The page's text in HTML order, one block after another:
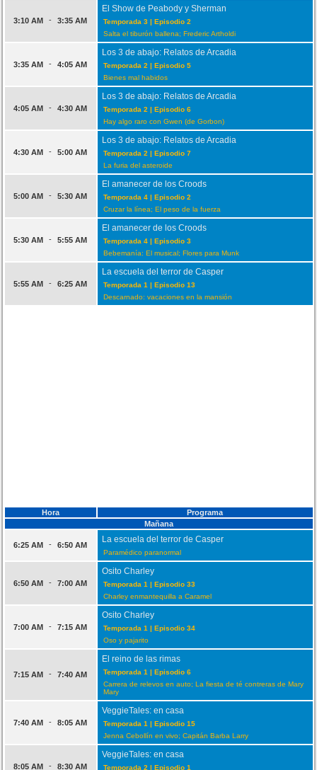
3:10 AM - 3:35 AM
El Show de Peabody y Sherman
Temporada 3 | Episodio 2
Salta el tiburón ballena; Frederic Artholdi
3:35 AM - 4:05 AM
Los 3 de abajo: Relatos de Arcadia
Temporada 2 | Episodio 5
Bienes mal habidos
4:05 AM - 4:30 AM
Los 3 de abajo: Relatos de Arcadia
Temporada 2 | Episodio 6
Hay algo raro con Gwen (de Gorbon)
4:30 AM - 5:00 AM
Los 3 de abajo: Relatos de Arcadia
Temporada 2 | Episodio 7
La furia del asteroide
5:00 AM - 5:30 AM
El amanecer de los Croods
Temporada 4 | Episodio 2
Cruzar la línea; El peso de la fuerza
5:30 AM - 5:55 AM
El amanecer de los Croods
Temporada 4 | Episodio 3
Bebemanía: El musical; Flores para Munk
5:55 AM - 6:25 AM
La escuela del terror de Casper
Temporada 1 | Episodio 13
Descarnado: vacaciones en la mansión
Hora
Programa
Mañana
6:25 AM - 6:50 AM
La escuela del terror de Casper
Paramédico paranormal
6:50 AM - 7:00 AM
Osito Charley
Temporada 1 | Episodio 33
Charley enmantequilla a Caramel
7:00 AM - 7:15 AM
Osito Charley
Temporada 1 | Episodio 34
Oso y pajarito
7:15 AM - 7:40 AM
El reino de las rimas
Temporada 1 | Episodio 6
Carrera de relevos en auto; La fiesta de té contreras de Mary
Mary
7:40 AM - 8:05 AM
VeggieTales: en casa
Temporada 1 | Episodio 15
Jenna Cebollín en vivo; Capitán Barba Larry
8:05 AM - 8:30 AM
VeggieTales: en casa
Temporada 2 | Episodio 1